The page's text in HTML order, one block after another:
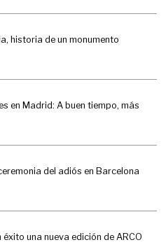
historia de un monumento
en Madrid: A buen tiempo, más
del adiós en Barcelona
una nueva edición de ARCO